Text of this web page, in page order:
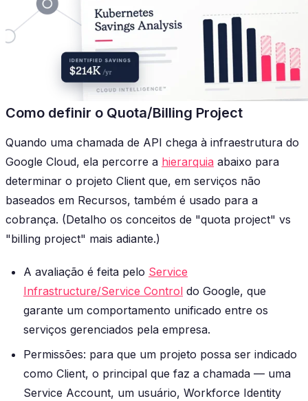
Como definir o Quota/Billing Project
Quando uma chamada de API chega à infraestrutura do
Google Cloud, ela percorre a hierarquia abaixo para
determinar o projeto Client que, em serviços não
baseados em Recursos, também é usado para a
cobrança. (Detalho os conceitos de "quota project" vs
"billing project" mais adiante.)
A avaliação é feita pelo Service
Infrastructure/Service Control do Google, que
garante um comportamento unificado entre os
serviços gerenciados pela empresa.
Permissões: para que um projeto possa ser indicado
como Client, o principal que faz a chamada — uma
Service Account, um usuário, Workforce Identity